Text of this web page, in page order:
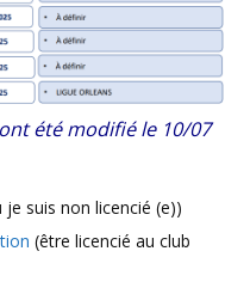
été modifié le 10/07
je suis non licencié (e))
(être licencié au club